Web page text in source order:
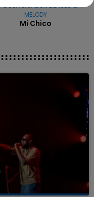
GOJA & JASON DERULO &
MELODY
Mi Chico